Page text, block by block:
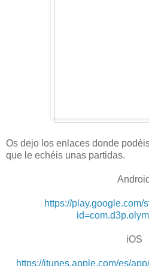
Os dejo los enlaces donde
que le echéis unas partidas.
Android
https://play.google.com/
iOS
https://itunes.apple.com/es/